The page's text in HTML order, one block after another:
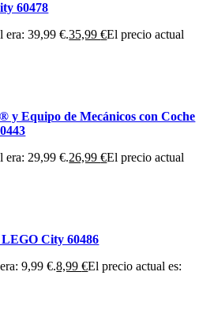
60478
era: 39,99 €.35,99€El precio actual
y Equipo de Mecánicos con Coche
era: 29,99 €.26,99€El precio actual
City 60486
9,99 €.8,99€El precio actual es: